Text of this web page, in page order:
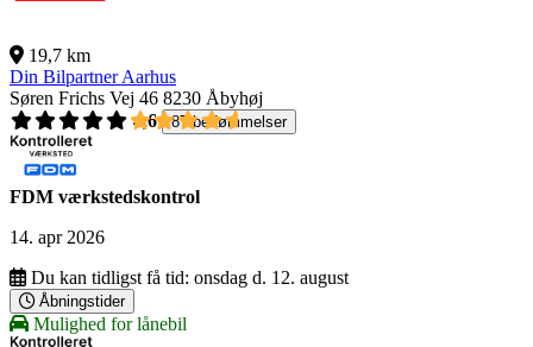
19,7 km
Din Bilpartner Aarhus
Søren Frichs Vej 46 8230 Åbyhøj
4,6
87 bedømmelser
FDM værkstedskontrol
14. apr 2026
Du kan tidligst få tid: onsdag d. 12. august
Åbningstider
Mulighed for lånebil